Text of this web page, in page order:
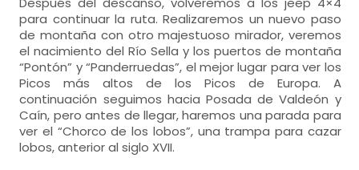
para continuar la ruta. Realizaremos un nuevo paso
de montaña con otro majestuoso mirador, veremos
el nacimiento del Río Sella y los puertos de montaña
“Pontón” y “Panderruedas”, el mejor lugar para ver los
Picos más altos de los Picos de Europa. A
continuación seguimos hacia Posada de Valdeón y
Caín, pero antes de llegar, haremos una parada para
ver el “Chorco de los lobos”, una trampa para cazar
lobos, anterior al siglo XVII.